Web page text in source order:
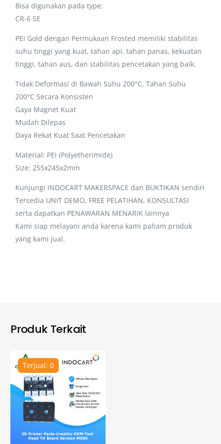
Bisa digunakan pada type:
CR-6 SE
PEI Gold dengan Permukaan Frosted memiliki stabilitas
suhu tinggi yang kuat, tahan api, tahan panas, kekuatan
tinggi, tahan aus, dan stabilitas pencetakan yang baik.
Tidak Deformasi di Bawah Suhu 200°C, Tahan Suhu
200°C Secara Konsisten
Gaya Magnet Kuat
Mudah Dilepas
Daya Rekat Kuat Saat Pencetakan
Material: PEI (Polyetherimide)
Size: 255x245x2mm
Kunjungi INDOCART MAKERSPACE dan BUKTIKAN sendiri
Tersedia UNIT DEMO, FREE PELATIHAN, KONSULTASI
serta dapatkan PENAWARAN MENARIK lainnya
Kami siap melayani anda karena kami paham produk
yang kami jual.
Produk Terkait
Terjual: 0